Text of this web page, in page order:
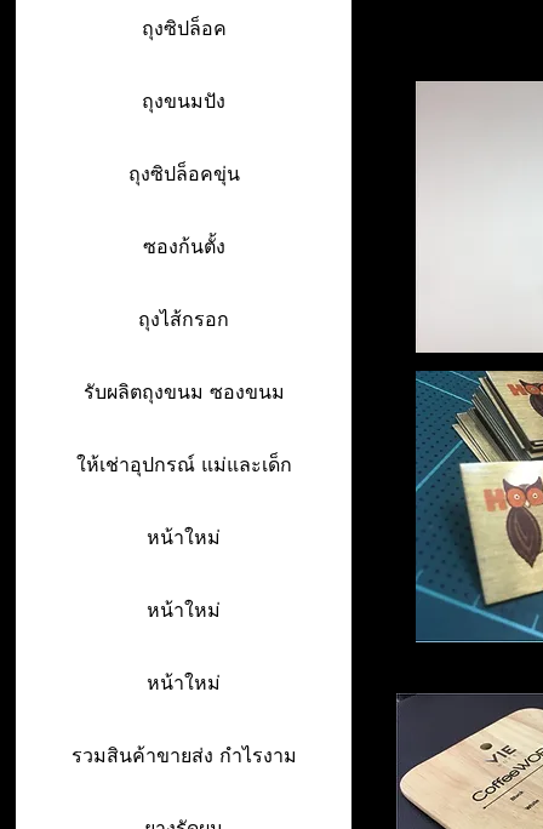
ถุงซิปล็อค
ถุงขนมปัง
ถุงซิปล็อคขุ่น
ซองก้นตั้ง
ถุงไส้กรอก
รับผลิตถุงขนม ซองขนม
ให้เช่าอุปกรณ์ แม่และเด็ก
หน้าใหม่
หน้าใหม่
หน้าใหม่
รวมสินค้าขายส่ง กำไรงาม